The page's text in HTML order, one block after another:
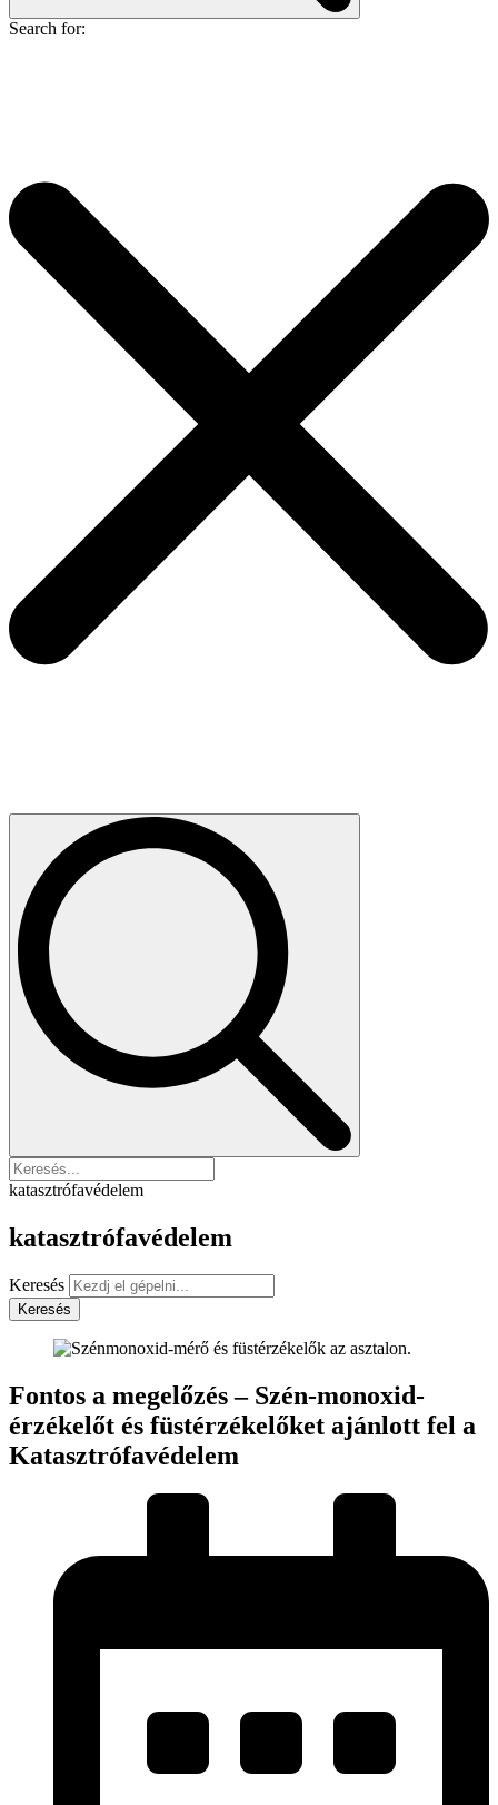
Search for:
katasztrófavédelem
katasztrófavédelem
Keresés
Keresés
Fontos a megelőzés – Szén-monoxid-
érzékelőt és füstérzékelőket ajánlott fel a
Katasztrófavédelem